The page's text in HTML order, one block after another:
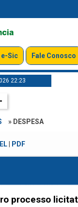
e-Sic Fale Conosco
22:23
» DESPESA
| PDF
processo